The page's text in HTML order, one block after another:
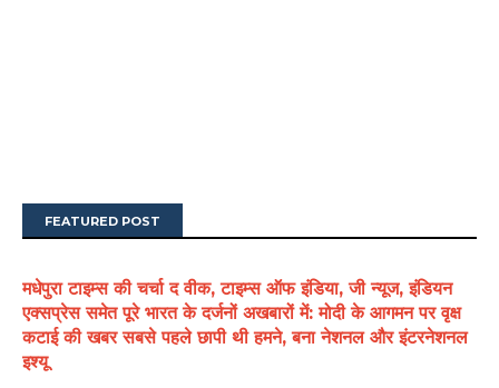
FEATURED POST
मधेपुरा टाइम्स की चर्चा द वीक, टाइम्स ऑफ इंडिया, जी न्यूज, इंडियन
एक्सप्रेस समेत पूरे भारत के दर्जनों अखबारों में: मोदी के आगमन पर वृक्ष
कटाई की खबर सबसे पहले छापी थी हमने, बना नेशनल और इंटरनेशनल
इश्यू